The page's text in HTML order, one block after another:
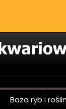
Baza ryb i roślin